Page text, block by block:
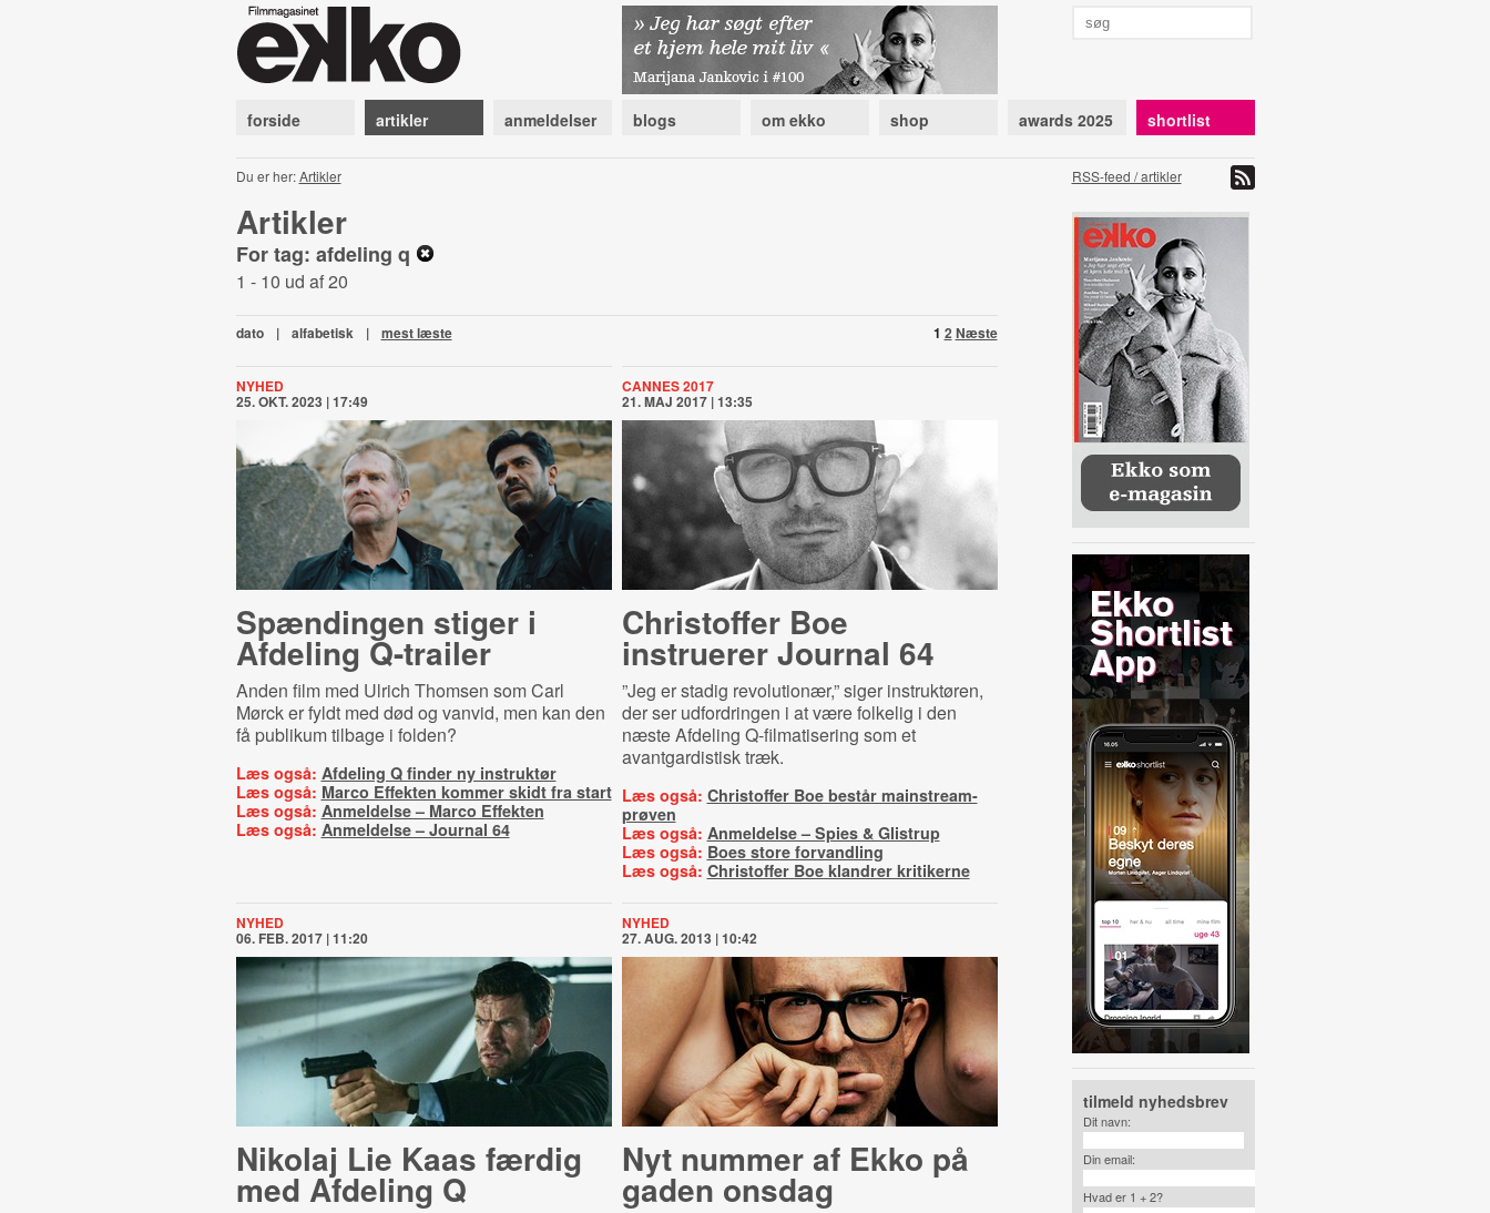
forside artikler anmeldelser blogs om ekko shop awards 2025 shortlist
Du er her:Artikler RSS-feed / artikler
Artikler
For tag: afdeling q
1 - 10 ud af 20
1 2 Næste
dato | alfabetisk | mest læste
NYHED
25. OKT. 2023 | 17:49
Spændingen stiger i
Afdeling Q-trailer
Anden film med Ulrich Thomsen som Carl
Mørck er fyldt med død og vanvid, men kan den
få publikum tilbage i folden?
Læs også: Afdeling Q finder ny instruktør
Læs også: Marco Effekten kommer skidt fra start
Læs også: Anmeldelse – Marco Effekten
Læs også: Anmeldelse – Journal 64
CANNES 2017
21. MAJ 2017 | 13:35
Christoffer Boe
instruerer Journal 64
”Jeg er stadig revolutionær,” siger instruktøren,
der ser udfordringen i at være folkelig i den
næste Afdeling Q-filmatisering som et
avantgardistisk træk.
Læs også: Christoffer Boe består mainstream-
prøven
Læs også: Anmeldelse – Spies & Glistrup
Læs også: Boes store forvandling
Læs også: Christoffer Boe klandrer kritikerne
NYHED
06. FEB. 2017 | 11:20
Nikolaj Lie Kaas færdig
med Afdeling Q
NYHED
27. AUG. 2013 | 10:42
Nyt nummer af Ekko på
gaden onsdag
tilmeld nyhedsbrev
Dit navn:
Din email:
Hvad er 1 + 2?